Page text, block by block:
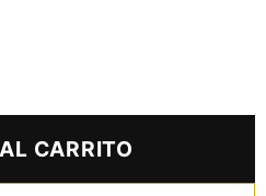
CARRITO